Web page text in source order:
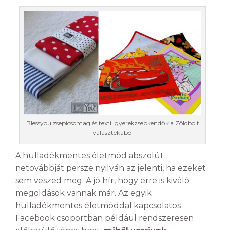
Blessyou zsepicsomag és textil gyerekzsebkendők a Zöldbolt
választékából
A hulladékmentes életmód abszolút
netovábbját persze nyilván az jelenti, ha ezeket
sem veszed meg. A jó hír, hogy erre is kiváló
megoldások vannak már. Az egyik
hulladékmentes életmóddal kapcsolatos
Facebook csoportban például rendszeresen